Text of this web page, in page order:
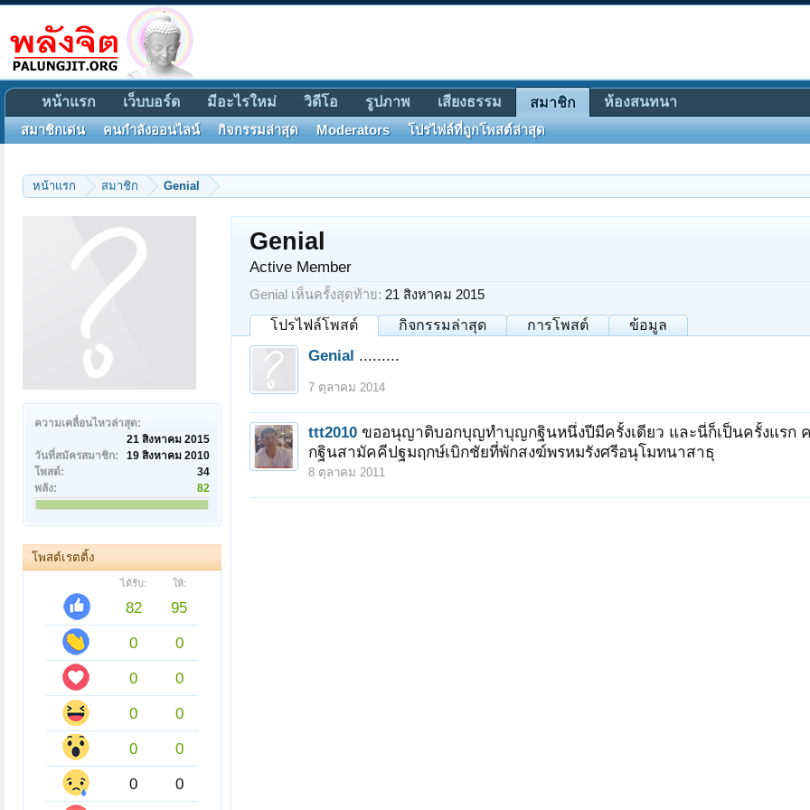
หน้าแรก สมาชิก Genial
ความเคลื่อนไหวล่าสุด:
21 สิงหาคม 2015
วันที่สมัครสมาชิก:
19 สิงหาคม 2010
โพสต์:
34
พลัง:
82
โพสต์เรตติ้ง
ได้รับ: ให้:
82
95
0
0
0
0
0
0
0
0
0
0
Genial
Active Member
Genial เห็นครั้งสุดท้าย: 21 สิงหาคม 2015
โปรไฟล์โพสต์ กิจกรรมล่าสุด การโพสต์ ข้อมูล
Genial .........
7 ตุลาคม 2014
ttt2010 ขออนุญาติบอกบุญทำบุญกฐินหนึ่งปีมีครั้งเดียว และนี่ก็เป็นครั้งแรก
กฐินสามัคคีปฐมฤกษ์เบิกชัยที่พักสงฆ์พรหมรังศรีอนุโมทนาสาธุ
8 ตุลาคม 2011
หน้าแรก เว็บบอร์ด มีอะไรใหม่ วิดีโอ รูปภาพ เสียงธรรม สมาชิก
สมาชิกเด่น คนกำลังออนไลน์ กิจกรรมล่าสุด Moderators โปรไฟล์ที่ถูกโพสต์ล่าสุด
ห้องสนทนา